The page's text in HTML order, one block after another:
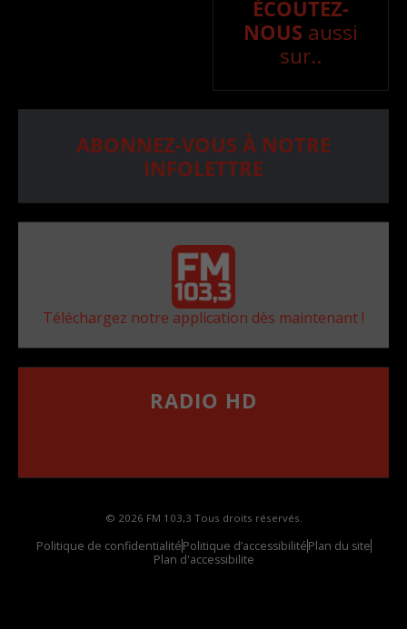
ÉCOUTEZ-
NOUS aussi
sur..
ABONNEZ-VOUS À NOTRE
INFOLETTRE
Téléchargez notre application dès maintenant !
RADIO HD
© 2026 FM 103,3 Tous droits réservés.
Politique de confidentialitéPolitique d’accessibilitéPlan du site
Plan d'accessibilite